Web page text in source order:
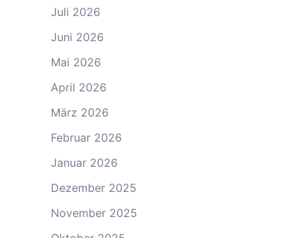
Juli 2026
Juni 2026
Mai 2026
April 2026
März 2026
Februar 2026
Januar 2026
Dezember 2025
November 2025